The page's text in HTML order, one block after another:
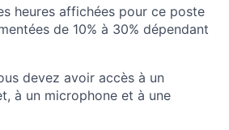
heures affichées pour ce poste
de 10% à 30% dépendant
devez avoir accès à un
à un microphone et à une